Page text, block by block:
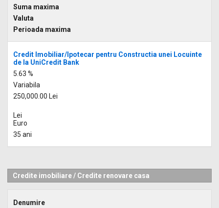
Suma maxima
Valuta
Perioada maxima
Credit Imobiliar/Ipotecar pentru Constructia unei Locuinte
de la UniCredit Bank
5.63 %
Variabila
250,000.00 Lei
Lei
Euro
35 ani
Credite imobiliare/ Credite renovare casa
Denumire